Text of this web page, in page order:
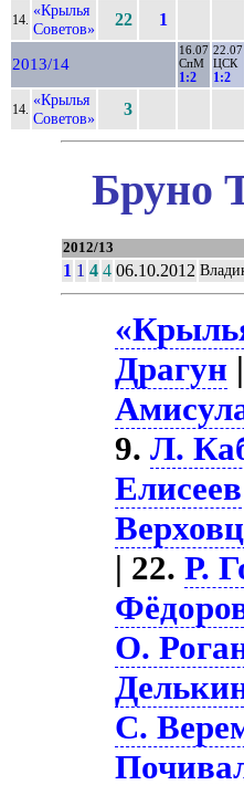
14.
«Крылья
Советов»
22 1
2013/14
16.07
СпМ
1:2
22.07
ЦСК
1:2
14.
«Крылья
Советов»
3
Бруно
2012/13
1 1 4 4 06.10.2012
Драгун
9.Л.
Елисеев
| 22.Р.
О.
С.